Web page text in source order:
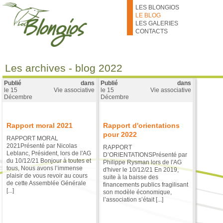
Aller au contenu principal
LES BLONGIOS
LE BLOG
LES GALERIES
CONTACTS
Les archives - blog 2022
Publié
le 15
Décembre
dans
Vie associative
Rapport moral 2021
RAPPORT MORAL
2021Présenté par Nicolas
Leblanc, Président, lors de l'AG
du 10/12/21 Bonjour à toutes et
tous, Nous avons l’immense
plaisir de vous revoir au cours
de cette Assemblée Générale
[...]
Publié
le 15
Décembre
dans
Vie associative
Rapport d'orientations
pour 2022
RAPPORT
D’ORIENTATIONSPrésenté par
Philippe Rysman lors de l'AG
d'hiver le 10/12/21 En 2019,
suite à la baisse des
financements publics fragilisant
son modèle économique,
l’association s’était [...]